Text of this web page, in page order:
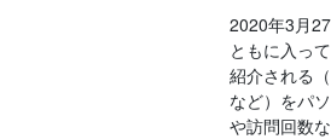
2020年3月
ともに入っ
紹介される
など）をパ
や訪問回数